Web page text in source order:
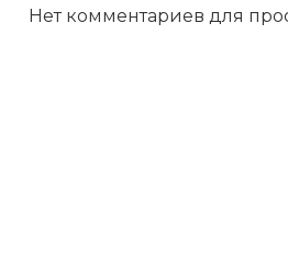
Нет комментариев для